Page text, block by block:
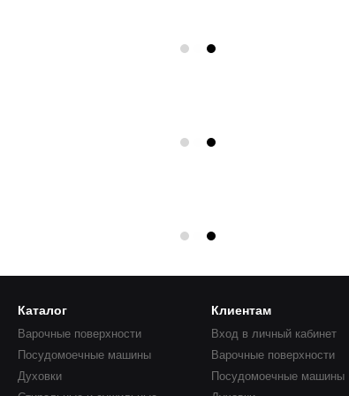
Каталог
Варочные поверхности
Посудомоечные машины
Духовки
Клиентам
Вход в личный кабинет
Варочные поверхности
Посудомоечные машины